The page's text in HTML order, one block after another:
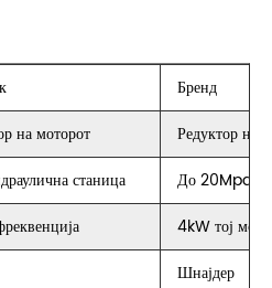
Бренд
на моторот
Редуктор на
станица
До 20Mpa
4kW тој
Шнајдер